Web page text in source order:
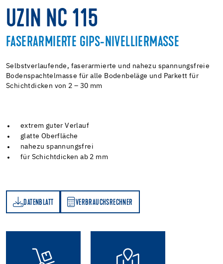
UZIN NC 115
FASERARMIERTE GIPS-NIVELLIERMASSE
Selbstverlaufende, faserarmierte und nahezu spannungsfreie
Bodenspachtelmasse für alle Bodenbeläge und Parkett für
Schichtdicken von 2 – 30 mm
extrem guter Verlauf
glatte Oberfläche
nahezu spannungsfrei
für Schichtdicken ab 2 mm
DATENBLATT VERBRAUCHSRECHNER